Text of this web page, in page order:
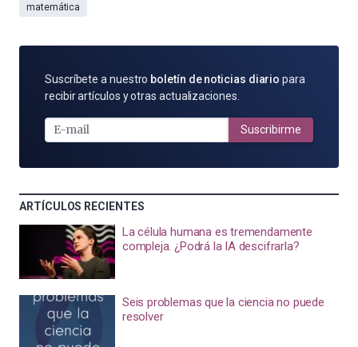
matemática
SUSCRÍBETE
POR
MAIL
Suscríbete a nuestro boletín de noticias diario para
recibir artículos y otras actualizaciones.
Suscribirme
ARTÍCULOS RECIENTES
La célula humana es tremendamente
compleja. ¿Podrá la IA descifrarla?
Seis problemas que la ciencia no puede
resolver